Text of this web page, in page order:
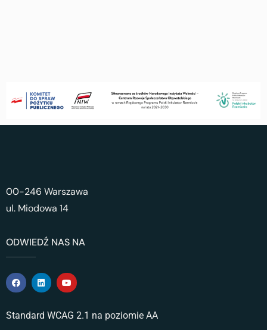
00-246 Warszawa
ul. Miodowa 14
ODWIEDŹ NAS NA
Standard WCAG 2.1 na poziomie AA